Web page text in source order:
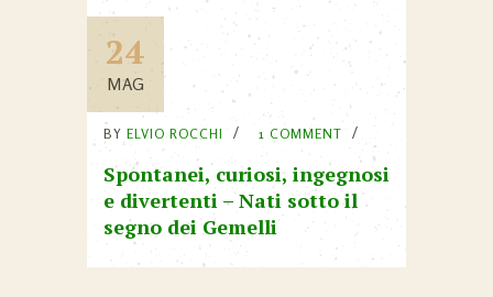
24
MAG
BY ELVIO ROCCHI 1 COMMENT
Spontanei, curiosi, ingegnosi
e divertenti – Nati sotto il
segno dei Gemelli